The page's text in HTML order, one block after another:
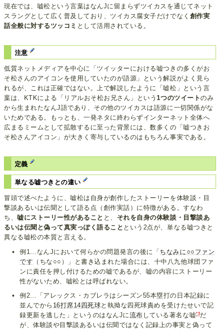
現在では、嘘松という言葉はなんJに留まらずツイカスを通じてネット
スラングとして広く普及しており、ツイカス腐女子だけでなく 創作実
話全般に対するツッコミ として活用されている。
注意
低質ネットメディアを中心に「ツイッターにおける嘘つきの多くがお
そ松さんのアイコンを使用していたのが語源」という解説がよく見ら
れるが、これは正確ではない。上で解説したように「嘘松」という言
葉は、KTKによる「リアルおそ松お兄さん」という 1つのツイートのみ
から生まれたなんJ語であり、その他のツイカスは語源に一切関係がな
いためである。もっとも、一発ネタに終わらずインターネット全体へ
広まるミームとして拡散するに至った背景には、数多くの「嘘つきお
そ松さんアイコン」が大きく寄与しているのはもちろん事実である。
定義
単なる嘘つきとの違い
冒頭で述べたように、嘘松は自身が創作したストーリーを体験談・目
撃談あるいは伝聞として語る点（創作実話）に特徴がある。すなわ
ち、嘘にストーリー性があること と、 それを自身の体験談・目撃談あ
るいは伝聞と偽って真実っぽく語ること という2点が、単なる嘘つきと
異なる嘘松の本質と言える。
例1…なんJにおいて何らかの問題発言の後に「ちなみに○○ファン
です （ちな○○）」と書き込まれた場合には、十中八九他球団ファ
ンに責任を押し付けるための嘘であるが、嘘の内容にストーリー
性がないため、嘘松とは呼ばれない。
例2…「アレックス・カブレラはシーズン55本塁打の日本記録に
並んでから 16打席14四死球と執拗な四死球責めを受けたせいで記
録更新を逃した」というのはなんJに 流布 している著名な嘘*3だ
が、体験談や目撃談あるいは伝聞ではなく記録上の事実と偽って